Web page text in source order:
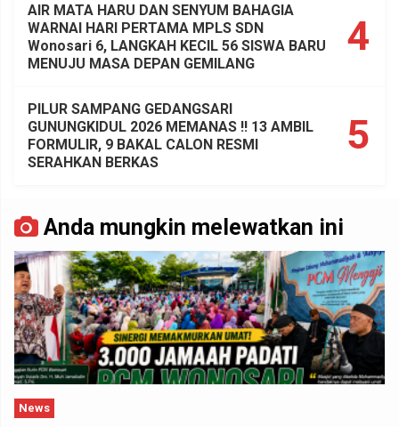
4
AIR MATA HARU DAN SENYUM BAHAGIA
WARNAI HARI PERTAMA MPLS SDN
Wonosari 6, LANGKAH KECIL 56 SISWA BARU
MENUJU MASA DEPAN GEMILANG
5
PILUR SAMPANG GEDANGSARI
GUNUNGKIDUL 2026 MEMANAS !! 13 AMBIL
FORMULIR, 9 BAKAL CALON RESMI
SERAHKAN BERKAS
Anda mungkin melewatkan ini
News